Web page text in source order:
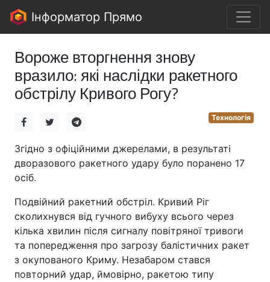
Інформатор Прямо
Вороже вторгнення знову
вразило: які наслідки ракетного
обстрілу Кривого Рогу?
Технологія
Згідно з офіційними джерелами, в результаті
дворазового ракетного удару було поранено 17
осіб.
Подвійний ракетний обстріл. Кривий Ріг
сколихнувся від гучного вибуху всього через
кілька хвилин після сигналу повітряної тривоги
та попередження про загрозу балістичних ракет
з окупованого Криму. Незабаром стався
повторний удар, ймовірно, ракетою типу